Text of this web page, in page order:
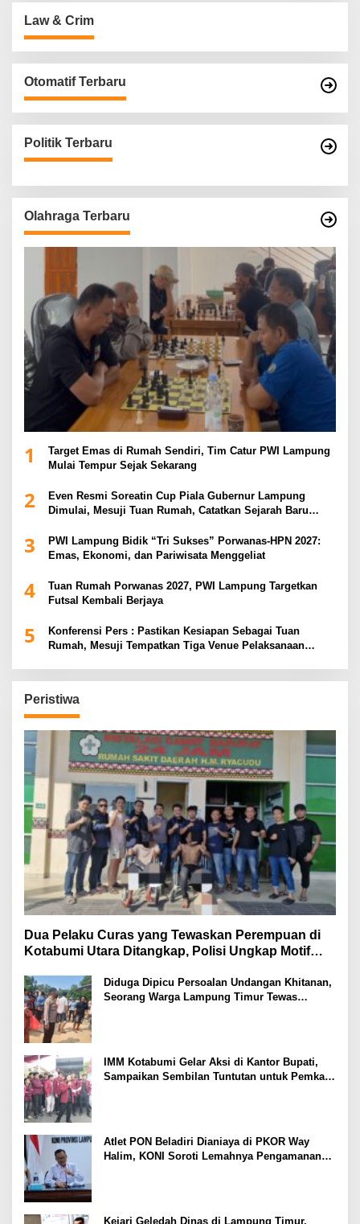
Law & Crim
Otomatif Terbaru
Politik Terbaru
Olahraga Terbaru
1
Target Emas di Rumah Sendiri, Tim Catur PWI Lampung
Mulai Tempur Sejak Sekarang
2
Even Resmi Soreatin Cup Piala Gubernur Lampung
Dimulai, Mesuji Tuan Rumah, Catatkan Sejarah Baru
3
PWI Lampung Bidik “Tri Sukses” Porwanas-HPN 2027:
Emas, Ekonomi, dan Pariwisata Menggeliat
4
Tuan Rumah Porwanas 2027, PWI Lampung Targetkan
Futsal Kembali Berjaya
5
Konferensi Pers : Pastikan Kesiapan Sebagai Tuan
Rumah, Mesuji Tempatkan Tiga Venue Pelaksanaan
Peristiwa
Dua Pelaku Curas yang Tewaskan Perempuan di
Kotabumi Utara Ditangkap, Polisi Ungkap Motif
Diduga Dipicu Persoalan Undangan Khitanan,
Seorang Warga Lampung Timur Tewas
IMM Kotabumi Gelar Aksi di Kantor Bupati,
Sampaikan Sembilan Tuntutan untuk Pemkab
Atlet PON Beladiri Dianiaya di PKOR Way
Halim, KONI Soroti Lemahnya Pengamanan
Kejari Geledah Dinas di Lampung Timur,